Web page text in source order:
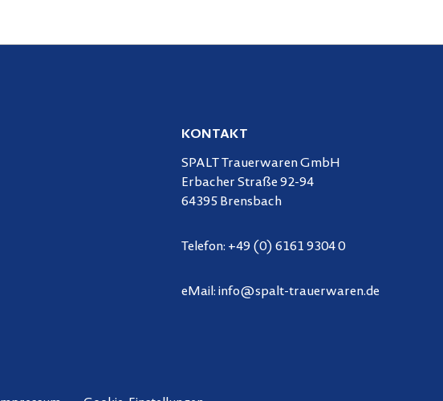
KONTAKT
SPALT Trauerwaren GmbH
Erbacher Straße 92-94
64395 Brensbach
Telefon: +49 (0) 6161 9304 0
eMail: info@spalt-trauerwaren.de